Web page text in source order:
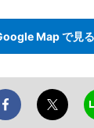
Map で見る